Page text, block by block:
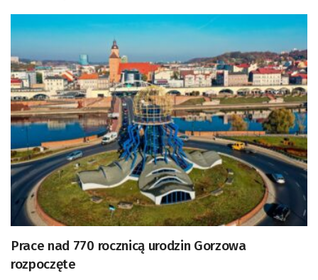
Prace nad 770 rocznicą urodzin Gorzowa
rozpoczęte